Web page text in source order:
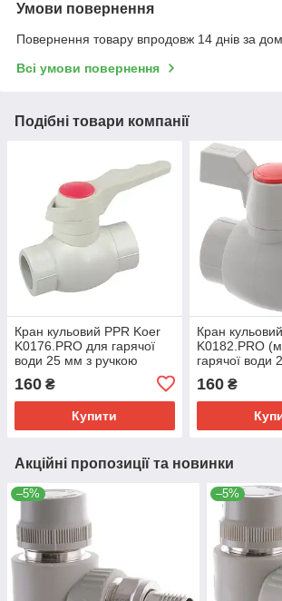
Умови повернення
Повернення товару впродовж 14 днів за
Всі умови повернення
Подібні товари компанії
Кран кульовий PPR Koer
K0176.PRO для гарячої
води 25 мм з ручкою
160 ₴
Купити
Кран
K0182.PRO
гарячої води
160₴
Акційні пропозиції та новинки
–5% –5%